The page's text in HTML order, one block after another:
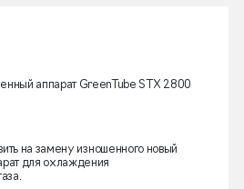
аппарат GreenTube STX 2800
на замену изношенного новый
для охлаждения